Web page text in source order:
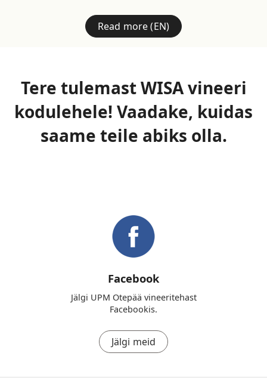
Read more (EN)
Tere tulemast WISA vineeri
kodulehele! Vaadake, kuidas
saame teile abiks olla.
Facebook
Jälgi UPM Otepää vineeritehast
Facebookis.
Jälgi meid